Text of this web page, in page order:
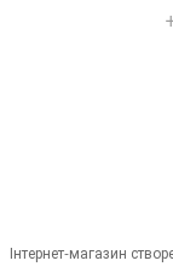
Інтернет-магазин